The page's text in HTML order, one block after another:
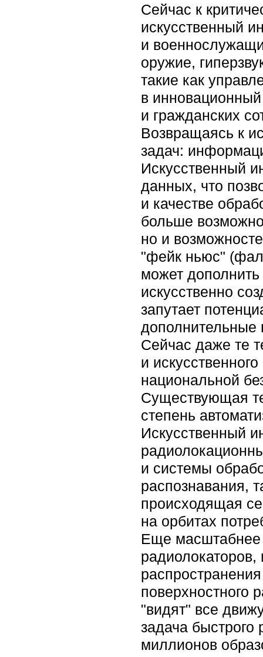
Сейчас к
искусственный
и
оружие,
такие как
в
и гражданских
Возвращаясь к
задач:
Искусственный
данных, что
и качестве
больше
но и
"фейк ньюс"
может
искусственно
запутает
дополнительные
Сейчас даже те
и
национальной
Существующая
степень
Искусственный
и системы
распознавания,
происходящая
на орбитах
Еще масштабнее
поверхностного
"видят" все
задача
миллионов